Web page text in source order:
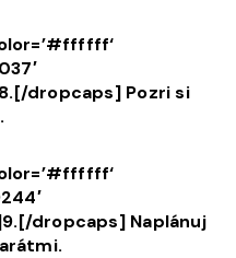
dropcaps] Pozri si
dropcaps] Naplánuj